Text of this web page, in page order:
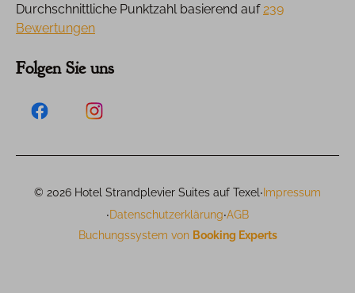
Durchschnittliche Punktzahl basierend auf 239
Bewertungen
Folgen Sie uns
© 2026 Hotel Strandplevier Suites auf Texel · Impressum
·Datenschutzerklärung·AGB
Buchungssystem von Booking Experts